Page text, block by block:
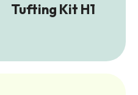
Tufting Kit H1